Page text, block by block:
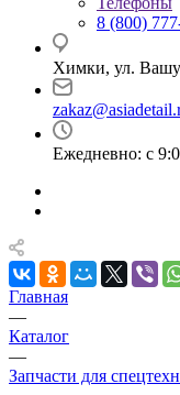
8 (800)
Химки, ул.
Ежедневно: с
Главная
—
Каталог
—
Запчасти для